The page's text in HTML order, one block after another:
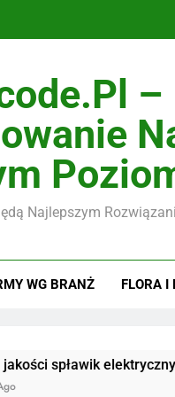
–
Najlepszym
WG BRANŻ FLORA I
elektryczny
3